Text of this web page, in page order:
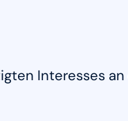
Interesses